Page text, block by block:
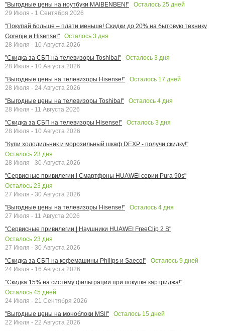
"Выгодные цены на ноутбуки MAIBENBEN!"
Осталось 25 дней
29 Июля - 1 Сентября 2026
"Покупай больше – плати меньше! Скидки до 20% на бытовую технику
Gorenje и Hisense!"
Осталось 3 дня
28 Июля - 10 Августа 2026
"Скидка за СБП на телевизоры Toshiba!"
Осталось 3 дня
28 Июля - 10 Августа 2026
"Выгодные цены на телевизоры Hisense!"
Осталось 17 дней
28 Июля - 24 Августа 2026
"Выгодные цены на телевизоры Toshiba!"
Осталось 4 дня
28 Июля - 11 Августа 2026
"Скидка за СБП на телевизоры Hisense!"
Осталось 3 дня
28 Июля - 10 Августа 2026
"Купи холодильник и морозильный шкаф DEXP - получи скидку!"
Осталось 23 дня
28 Июля - 30 Августа 2026
"Сервисные привилегии | Смартфоны HUAWEI серии Pura 90s"
Осталось 23 дня
27 Июля - 30 Августа 2026
"Выгодные цены на телевизоры Hisense!"
Осталось 4 дня
27 Июля - 11 Августа 2026
"Сервисные привилегии | Наушники HUAWEI FreeClip 2 S"
Осталось 23 дня
27 Июля - 30 Августа 2026
"Скидка за СБП на кофемашины Philips и Saeco!"
Осталось 9 дней
24 Июля - 16 Августа 2026
"Скидка 15% на систему фильтрации при покупке картриджа!"
Осталось 45 дней
24 Июля - 21 Сентября 2026
"Выгодные цены на моноблоки MSI!"
Осталось 15 дней
22 Июля - 22 Августа 2026